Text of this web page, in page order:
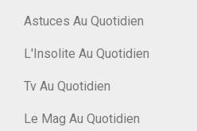
Astuces Au Quotidien
L'Insolite Au Quotidien
Tv Au Quotidien
Le Mag Au Quotidien